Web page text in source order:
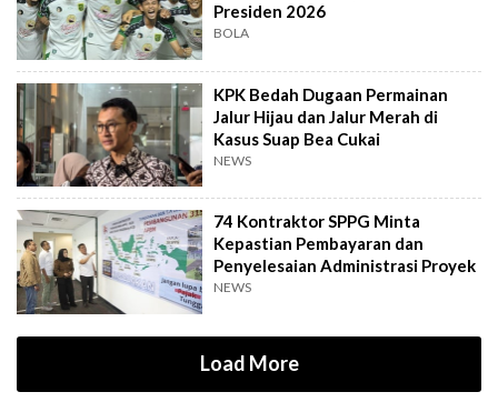
Presiden 2026
BOLA
KPK Bedah Dugaan Permainan
Jalur Hijau dan Jalur Merah di
Kasus Suap Bea Cukai
NEWS
74 Kontraktor SPPG Minta
Kepastian Pembayaran dan
Penyelesaian Administrasi Proyek
NEWS
Load More